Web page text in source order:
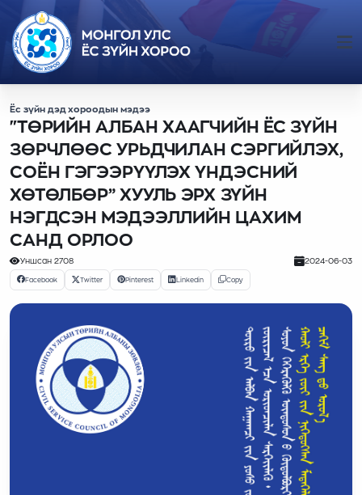
Ёс зүйн дэд хороодын мэдээ
"ТӨРИЙН АЛБАН ХААГЧИЙН ЁС ЗҮЙН
ЗӨРЧЛӨӨС УРЬДЧИЛАН СЭРГИЙЛЭХ,
СОЁН ГЭГЭЭРҮҮЛЭХ ҮНДЭСНИЙ
ХӨТӨЛБӨР” ХУУЛЬ ЭРХ ЗҮЙН
НЭГДСЭН МЭДЭЭЛЛИЙН ЦАХИМ
САНД ОРЛОО
Уншсан 2708 2024-06-03
Facebook Twitter Pinterest Linkedin Copy